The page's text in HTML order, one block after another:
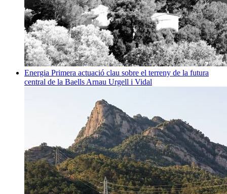
Energia Primera actuació clau sobre el terreny de la futura
central de la Baells Arnau Urgell i Vidal